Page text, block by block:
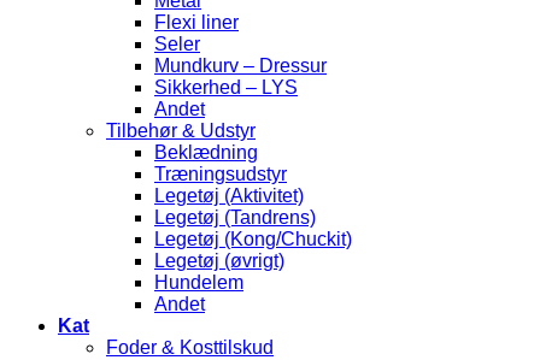
Flexi liner
Seler
Mundkurv – Dressur
Sikkerhed – LYS
Andet
Tilbehør & Udstyr
Beklædning
Træningsudstyr
Legetøj (Aktivitet)
Legetøj (Tandrens)
Legetøj (Kong/Chuckit)
Legetøj (øvrigt)
Hundelem
Andet
Kat
Foder & Kosttilskud